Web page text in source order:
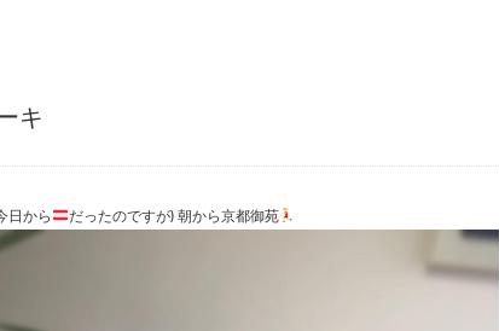
キ
日から だったのですが) 朝から京都御苑